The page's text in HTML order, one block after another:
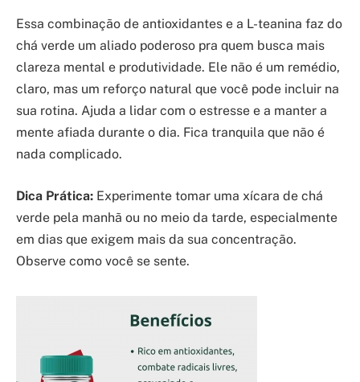
Essa combinação de antioxidantes e a L-teanina faz do
chá verde um aliado poderoso pra quem busca mais
clareza mental e produtividade. Ele não é um remédio,
claro, mas um reforço natural que você pode incluir na
sua rotina. Ajuda a lidar com o estresse e a manter a
mente afiada durante o dia. Fica tranquila que não é
nada complicado.
Dica Prática: Experimente tomar uma xícara de chá
verde pela manhã ou no meio da tarde, especialmente
em dias que exigem mais da sua concentração.
Observe como você se sente.